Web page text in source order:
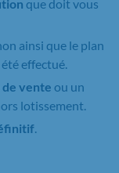
que doit vous
ainsi que le plan
effectué.
vente ou un
lotissement.